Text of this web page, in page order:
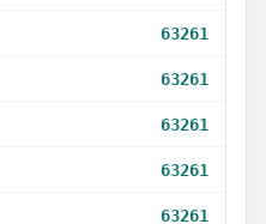
63261
63261
63261
63261
63261